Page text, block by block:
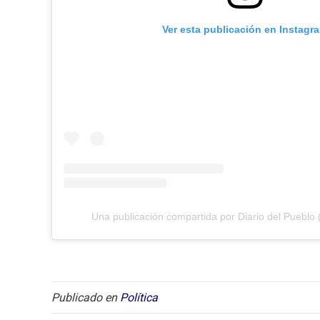
Ver esta publicación en
Una publicación compartida por Diario del Pueblo
Publicado en Política